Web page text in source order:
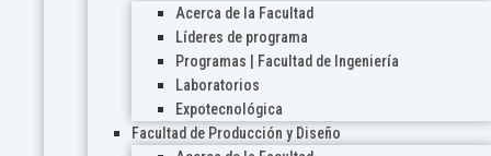
Acerca de la Facultad
Líderes de programa
Programas | Facultad de Ingeniería
Laboratorios
Expotecnológica
Facultad de Producción y Diseño